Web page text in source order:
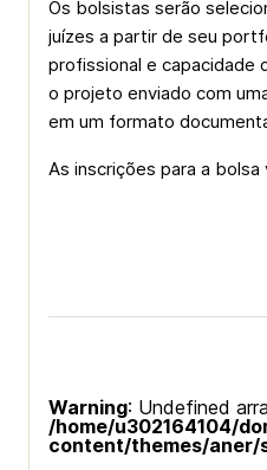
Os bolsistas serão
juízes a partir de seu
profissional e capacidade
o projeto enviado com
em um formato
As inscrições para a bolsa
Warning: Undefined
/home/u302164104/
content/themes/aner/